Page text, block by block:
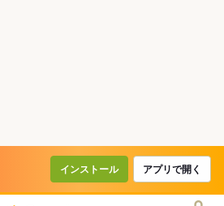
インストール アプリで開く